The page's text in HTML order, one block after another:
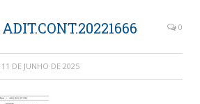
0
11 DE JUNHO DE 2025